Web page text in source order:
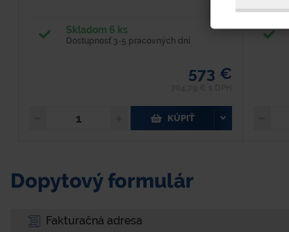
Skladom 6 ks
Dostupnosť 3-5 pracovných dní
573 €
KÚPIŤ
Dopytový formulár
Fakturačná adresa